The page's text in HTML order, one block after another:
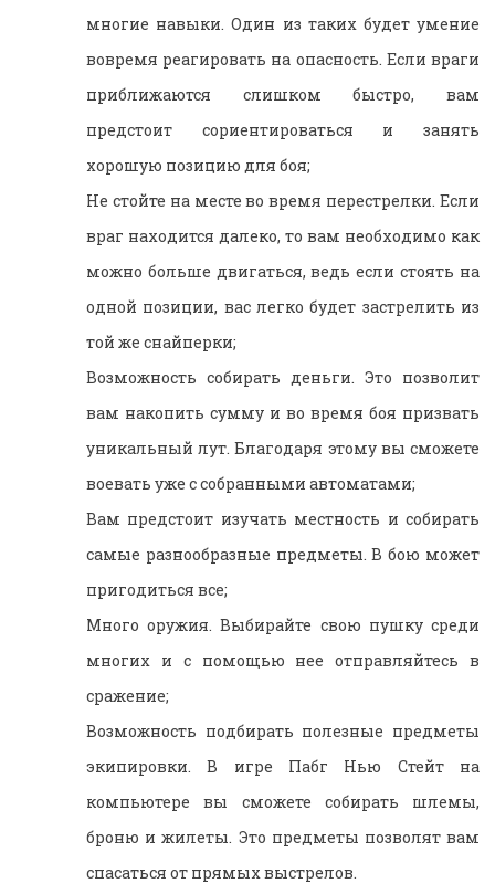
многие навыки. Один из таких будет умение
вовремя реагировать на опасность. Если враги
приближаются слишком быстро, вам
предстоит сориентироваться и занять
хорошую позицию для боя;
Не стойте на месте во время перестрелки. Если
враг находится далеко, то вам необходимо как
можно больше двигаться, ведь если стоять на
одной позиции, вас легко будет застрелить из
той же снайперки;
Возможность собирать деньги. Это позволит
вам накопить сумму и во время боя призвать
уникальный лут. Благодаря этому вы сможете
воевать уже с собранными автоматами;
Вам предстоит изучать местность и собирать
самые разнообразные предметы. В бою может
пригодиться все;
Много оружия. Выбирайте свою пушку среди
многих и с помощью нее отправляйтесь в
сражение;
Возможность подбирать полезные предметы
экипировки. В игре Пабг Нью Стейт на
компьютере вы сможете собирать шлемы,
броню и жилеты. Это предметы позволят вам
спасаться от прямых выстрелов.